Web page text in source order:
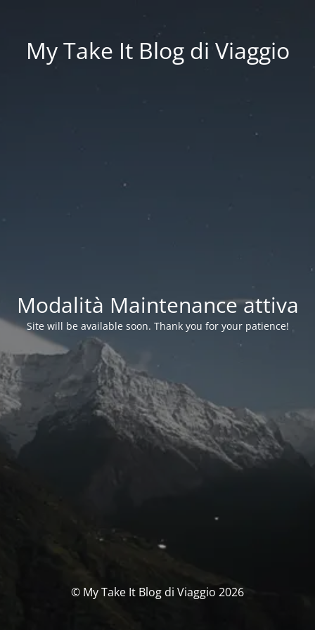
My Take It Blog di Viaggio
Modalità Maintenance attiva
Site will be available soon. Thank you for your patience!
© My Take It Blog di Viaggio 2026